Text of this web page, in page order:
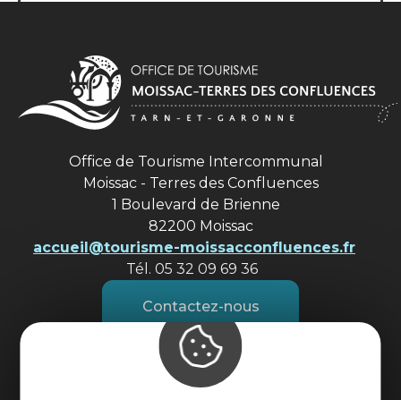
Office de Tourisme Intercommunal
Moissac - Terres des Confluences
1 Boulevard de Brienne
82200 Moissac
accueil@tourisme-moissacconfluences.fr
Tél. 05 32 09 69 36
Contactez-nous
L'office de tourisme